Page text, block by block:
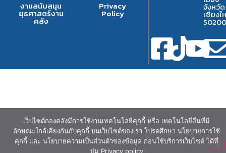
งานสนับสนุน
ยุธศาสตร์งาน
คลัง
Privacy
Policy
จังหวัด
เชียงใ
50200
เว็บไซต์กองคลังมีการใช้งานเทคโนโลยีคุกกี้ หรือ เทคโนโลยีอื่นที่มี
ลักษณะใกล้เคียงกันกับคุกกี้ บนเว็บไซต์ของเรา โปรดศึกษา นโยบายการใช้
คุกกี้ และ นโยบายความเป็นส่วนตัวของข้อมูล ก่อนใช้บริการเว็บไซต์ ได้ที่
ปุ่ม Privacy policy